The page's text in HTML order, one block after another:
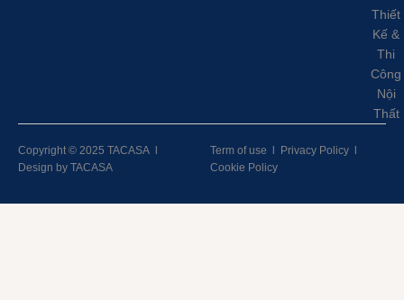
Thiết
Kế &
Thi
Công
Nội
Thất
Copyright © 2025 TACASA
Design by TACASA
Term of use Privacy Policy
Cookie Policy